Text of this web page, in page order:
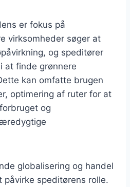
er fokus på
virksomheder søger at
og speditører
at finde grønnere
kan omfatte brugen
optimering af ruter for at
og
globalisering og handel
påvirke speditørens rolle.